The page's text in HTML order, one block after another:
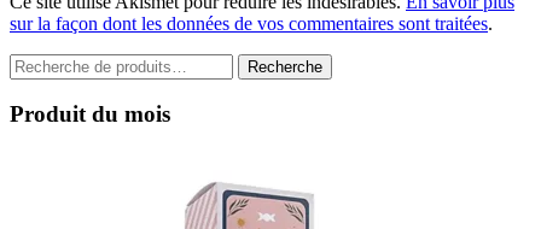
sur la façon dont les données de vos commentaires sont traitées.
Recherche
pour :
Recherche
Produit du mois